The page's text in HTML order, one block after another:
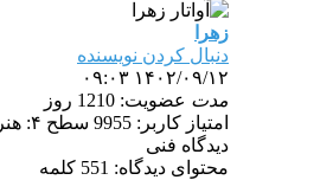
زهرا
دنبال کردن نویسنده
۱۴۰۲/۰۹/۱۲ ۰۹:۰۳
مدت عضویت: 1210 روز
امتیاز کاربر: 9955
سطح ۴: هنرجوی مبتدی
دیدگاه فنی
محتوای دیدگاه: 551 کلمه